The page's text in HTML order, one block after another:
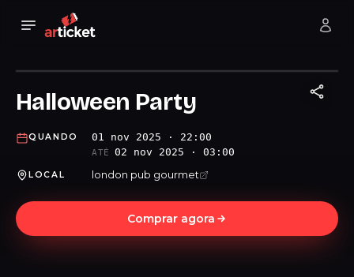
Halloween Party
QUANDO 01 nov 2025 · 22:00
ATÉ 02 nov 2025 · 03:00
LOCAL london pub gourmet
Comprar agora